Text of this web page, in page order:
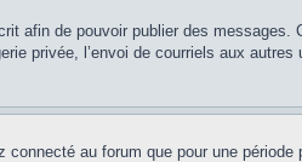
afin de pouvoir publier des
privée, l’envoi de courriels aux
au forum que pour une